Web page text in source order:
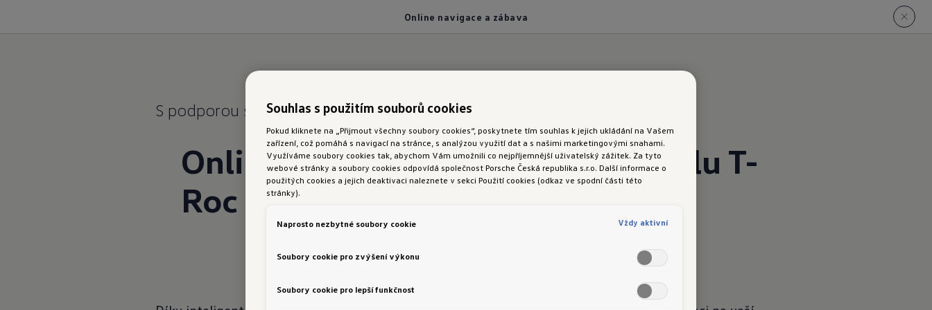
Online navigace a zábava
S podporou služeb VW Connect dojedete spolehlivě do cíle
Online navigace a zábava v modelu T-
Roc
Souhlas s použitím souborů cookies
Pokud kliknete na „Přijmout všechny soubory cookies“, poskytnete tím souhlas k jejich ukládání na Vašem
zařízení, což pomáhá s navigací na stránce, s analýzou využití dat a s našimi marketingovými snahami.
Využíváme soubory cookies tak, abychom Vám umožnili co nejpříjemnější uživatelský zážitek. Za tyto
webové stránky a soubory cookies odpovídá společnost Porsche Česká republika s.r.o. Další informace o
použitých cookies a jejich deaktivaci naleznete v sekci Použití cookies (odkaz ve spodní části této
stránky).
Naprosto nezbytné soubory cookie Vždy aktivní
Soubory cookie pro zvýšení výkonu
Soubory cookie pro lepší funkčnost